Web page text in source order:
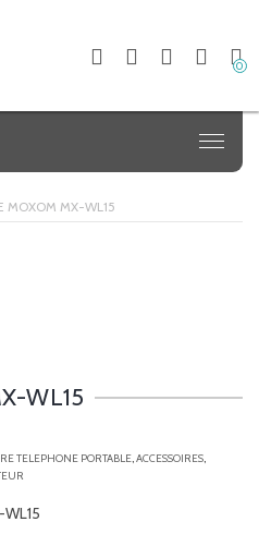
0
MOXOM MX-WL15
WL15
TELEPHONE PORTABLE,ACCESSOIRES,